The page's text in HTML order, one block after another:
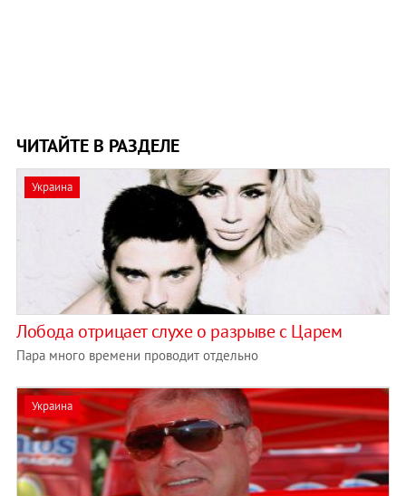
ЧИТАЙТЕ В РАЗДЕЛЕ
Украина
Лобода отрицает слухе о разрыве с Царем
Пара много времени проводит отдельно
Украина